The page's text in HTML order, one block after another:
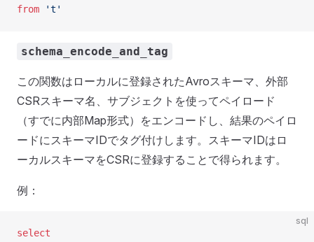
from 't'
schema_encode_and_tag
この関数はローカルに登録されたAvroスキーマ、外部
CSRスキーマ名、サブジェクトを使ってペイロード
（すでに内部Map形式）をエンコードし、結果のペイロ
ードにスキーマIDでタグ付けします。スキーマIDはロ
ーカルスキーマをCSRに登録することで得られます。
例：
sql
select